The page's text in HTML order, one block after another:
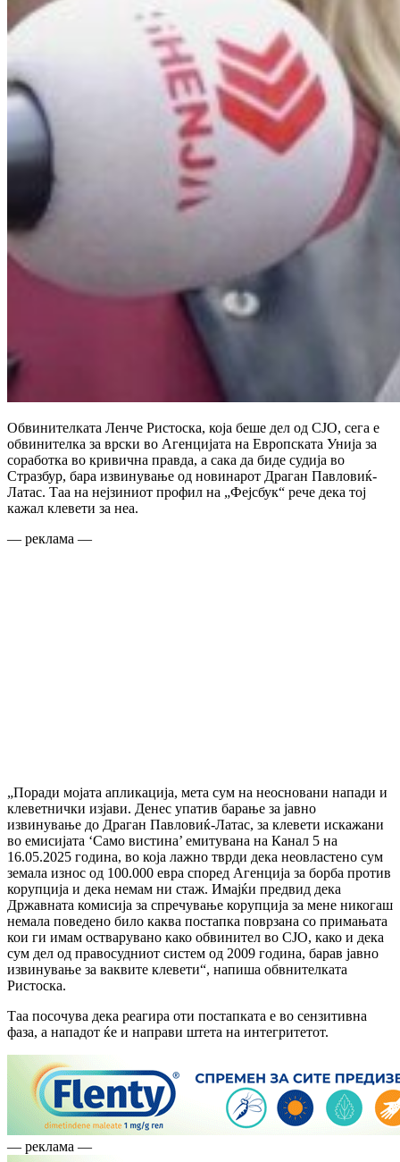
Обвинителката Ленче Ристоска, која беше дел од СЈО, сега е
обвинителка за врски во Агенцијата на Европската Унија за
соработка во кривична правда, а сака да биде судија во
Стразбур, бара извинување од новинарот Драган Павловиќ-
Латас. Таа на нејзиниот профил на „Фејсбук“ рече дека тој
кажал клевети за неа.
— реклама —
„Поради мојата апликација, мета сум на неосновани напади и
клеветнички изјави. Денес упатив барање за јавно
извинување до Драган Павловиќ-Латас, за клевети искажани
во емисијата ‘Само вистина’ емитувана на Канал 5 на
16.05.2025 година, во која лажно тврди дека неовластено сум
земала износ од 100.000 евра според Агенција за борба против
корупција и дека немам ни стаж. Имајќи предвид дека
Државната комисија за спречување корупција за мене никогаш
немала поведено било каква постапка поврзана со примањата
кои ги имам остварувано како обвинител во СЈО, како и дека
сум дел од правосудниот систем од 2009 година, барав јавно
извинување за ваквите клевети“, напиша обвнителката
Ристоска.
Таа посочува дека реагира оти постапката е во сензитивна
фаза, а нападот ќе и направи штета на интегритетот.
— реклама —